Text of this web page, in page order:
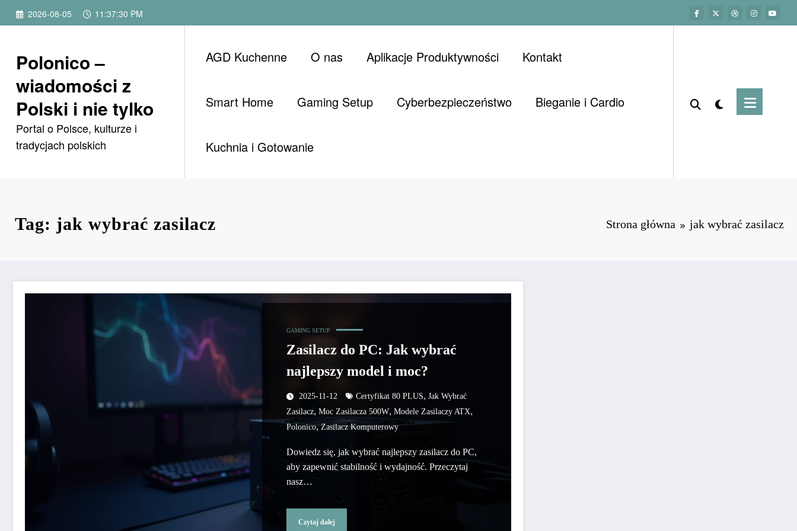
Przejdź 2026-08-05 11:37:30 PM
Polonico –
wiadomości z
Polski i nie tylko
Portal o Polsce, kulturze i
tradycjach polskich
AGD Kuchenne O nas Aplikacje Produktywności Kontakt
Smart Home Gaming Setup Cyberbezpieczeństwo Bieganie i Cardio
Kuchnia i Gotowanie
Tag: jak wybrać zasilacz Strona główna jak wybrać zasilacz
GAMING SETUP
Zasilacz do PC: Jak wybrać
najlepszy model i moc?
2025-11-12 Certyfikat 80 PLUS, Jak Wybrać
Zasilacz, Moc Zasilacza 500W, Modele Zasilaczy ATX,
Polonico,Zasilacz Komputerowy
Dowiedz się, jak wybrać najlepszy zasilacz do PC,
aby zapewnić stabilność i wydajność. Przeczytaj
nasz…
Czytaj dalej